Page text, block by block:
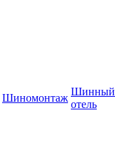
Шиномонтаж
Шинный
отель